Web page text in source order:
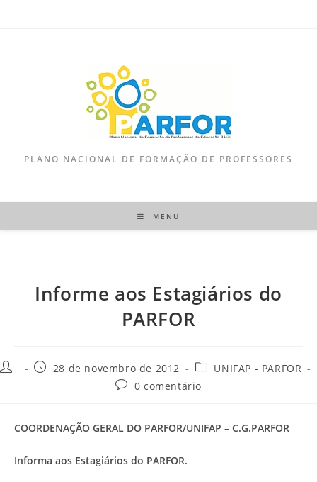
PLANO NACIONAL DE FORMAÇÃO DE PROFESSORES
MENU
Informe aos Estagiários do
PARFOR
28 de novembro de 2012
UNIFAP - PARFOR
0 comentário
COORDENAÇÃO GERAL DO PARFOR/UNIFAP – C.G.PARFOR
Informa aos Estagiários do PARFOR.